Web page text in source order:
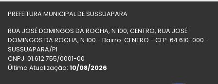
PREFEITURA MUNICIPAL DE SUSSUAPARA
RUA JOSÉ DOMINGOS DA ROCHA, N 100, CENTRO, RUA JOSÉ
DOMINGOS DA ROCHA, N 100 - Bairro: CENTRO - CEP: 64.610-000 -
SUSSUAPARA/PI
CNPJ: 01.612.755/0001-00
Última Atualização: 10/08/2026